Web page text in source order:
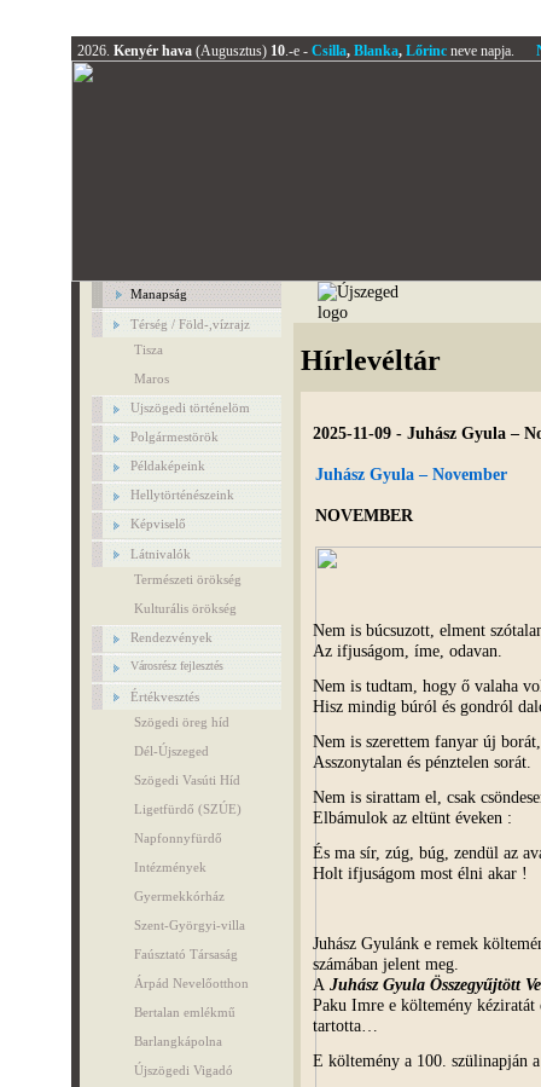
2026. Kenyér hava (Augusztus) 10.-e - Csilla, Blanka, Lőrincneve napja.
Manapság
Térség / Föld-,vízrajz
Tisza
Maros
Ujszögedi történelöm
Polgármestörök
Példaképeink
Hellytörténészeink
Képviselő
Látnivalók
Természeti örökség
Kulturális örökség
Rendezvények
Városrész fejlesztés
Értékvesztés
Szögedi öreg híd
Dél-Újszeged
Szögedi Vasúti Híd
Ligetfürdő (SZÚE)
Napfonnyfürdő
Intézmények
Gyermekkórház
Szent-Györgyi-villa
Faúsztató Társaság
Árpád Nevelőotthon
Bertalan emlékmű
Barlangkápolna
Újszögedi Vigadó
Hírlevéltár
2025-11-09 - Juhász Gyula –
Juhász Gyula – November
NOVEMBER
Nem is búcsuzott, elment
Az ifjuságom, íme, odavan.
Nem is tudtam, hogy ő valaha
Hisz mindig búról és gondról
Nem is szerettem fanyar új borát,
Asszonytalan és pénztelen sorát.
Nem is sirattam el, csak
Elbámulok az eltünt éveken :
És ma sír, zúg, búg, zendül az
Holt ifjuságom most élni akar !
Juhász Gyulánk e remek
számában jelent meg.
A Juhász Gyula Összegyűjtött
Paku Imre e költemény
tartotta…
E költemény a 100. szülinapján